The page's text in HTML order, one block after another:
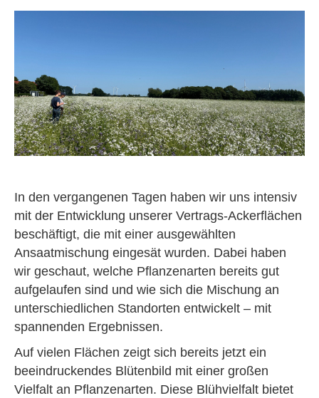
In den vergangenen Tagen haben wir uns intensiv
mit der Entwicklung unserer Vertrags-Ackerflächen
beschäftigt, die mit einer ausgewählten
Ansaatmischung eingesät wurden. Dabei haben
wir geschaut, welche Pflanzenarten bereits gut
aufgelaufen sind und wie sich die Mischung an
unterschiedlichen Standorten entwickelt – mit
spannenden Ergebnissen.
Auf vielen Flächen zeigt sich bereits jetzt ein
beeindruckendes Blütenbild mit einer großen
Vielfalt an Pflanzenarten. Diese Blühvielfalt bietet